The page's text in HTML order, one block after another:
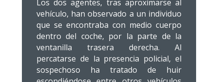
Los dos agentes, tras aproximarse al
vehículo, han observado a un individuo
que se encontraba con medio cuerpo
dentro del coche, por la parte de la
ventanilla trasera derecha. Al
percatarse de la presencia policial, el
sospechoso ha tratado de huir